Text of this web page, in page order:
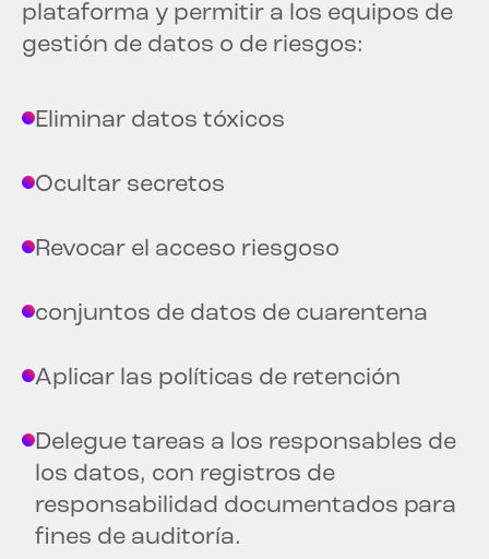
plataforma y permitir a los equipos de
gestión de datos o de riesgos:
Eliminar datos tóxicos
Ocultar secretos
Revocar el acceso riesgoso
conjuntos de datos de cuarentena
Aplicar las políticas de retención
Delegue tareas a los responsables de
los datos, con registros de
responsabilidad documentados para
fines de auditoría.